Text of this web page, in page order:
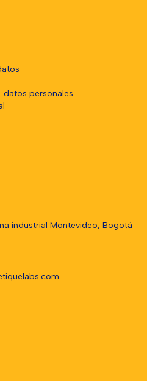
personales
industrial Montevideo, Bogotá